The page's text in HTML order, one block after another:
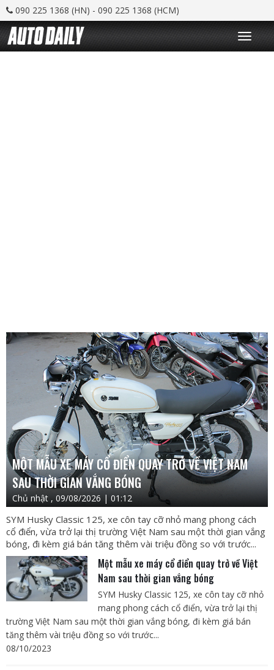
090 225 1368 (HN) - 090 225 1368 (HCM)
T
o
g
MỘT MẪU XE MÁY CỔ ĐIỂN QUAY TRỞ VỀ VIỆT NAM
SAU THỜI GIAN VẮNG BÓNG
Chủ nhật , 09/08/2026 | 01:12
SYM Husky Classic 125, xe côn tay cỡ nhỏ mang phong cách
cổ điển, vừa trở lại thị trường Việt Nam sau một thời gian vắng
bóng, đi kèm giá bán tăng thêm vài triệu đồng so với trước...
Một mẫu xe máy cổ điển quay trở về Việt
Nam sau thời gian vắng bóng
SYM Husky Classic 125, xe côn tay cỡ nhỏ
mang phong cách cổ điển, vừa trở lại thị
trường Việt Nam sau một thời gian vắng bóng, đi kèm giá bán
tăng thêm vài triệu đồng so với trước...
08/10/2023